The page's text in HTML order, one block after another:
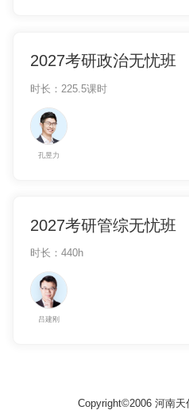
2027考研政治无忧班
时长：225.5课时
孔昱力
2027考研管综无忧班
时长：440h
吕建刚